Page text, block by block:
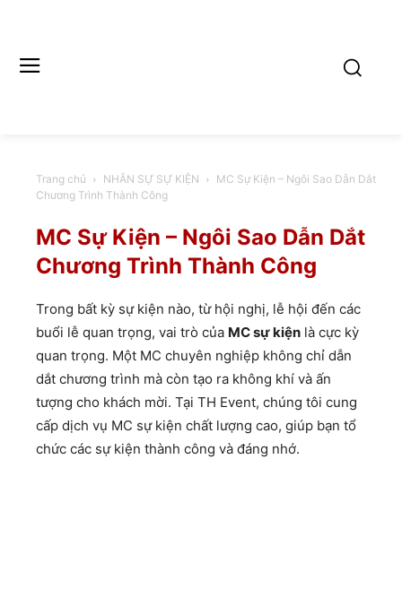
Trang chủ NHÂN SỰ SỰ KIỆN
MC Sự Kiện – Ngôi Sao Dẫn Dắt
Chương Trình Thành Công
MC Sự Kiện – Ngôi Sao Dẫn Dắt
Chương Trình Thành Công
Trong bất kỳ sự kiện nào, từ hội nghị, lễ hội đến các
buổi lễ quan trọng, vai trò của MC sự kiện là cực kỳ
quan trọng. Một MC chuyên nghiệp không chỉ dẫn
dắt chương trình mà còn tạo ra không khí và ấn
tượng cho khách mời. Tại TH Event, chúng tôi cung
cấp dịch vụ MC sự kiện chất lượng cao, giúp bạn tổ
chức các sự kiện thành công và đáng nhớ.